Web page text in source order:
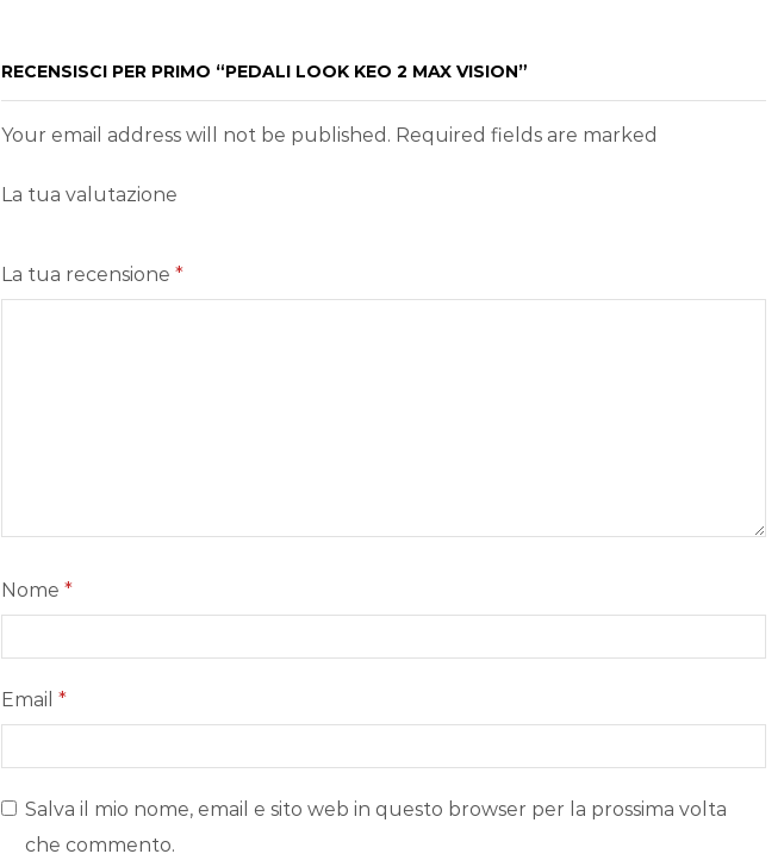
RECENSISCI PER PRIMO “PEDALI LOOK KEO 2 MAX VISION”
Your email address will not be published. Required fields are marked
La tua valutazione
La tua recensione *
Nome *
Email *
Salva il mio nome, email e sito web in questo browser per la prossima volta
che commento.